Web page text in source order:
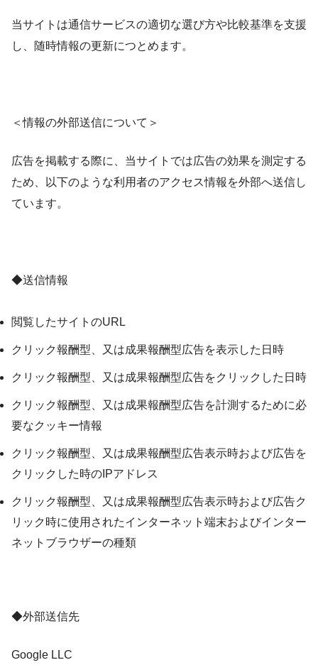
当サイトは通信サービスの適切な選び方や比較基準を支援
し、随時情報の更新につとめます。
＜情報の外部送信について＞
広告を掲載する際に、当サイトでは広告の効果を測定する
ため、以下のような利用者のアクセス情報を外部へ送信し
ています。
◆送信情報
閲覧したサイトのURL
クリック報酬型、又は成果報酬型広告を表示した日時
クリック報酬型、又は成果報酬型広告をクリックした日時
クリック報酬型、又は成果報酬型広告を計測するために必
要なクッキー情報
クリック報酬型、又は成果報酬型広告表示時および広告を
クリックした時のIPアドレス
クリック報酬型、又は成果報酬型広告表示時および広告ク
リック時に使用されたインターネット端末およびインター
ネットブラウザーの種類
◆外部送信先
Google LLC